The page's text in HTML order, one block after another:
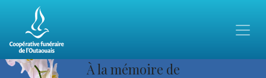
À la mémoire de